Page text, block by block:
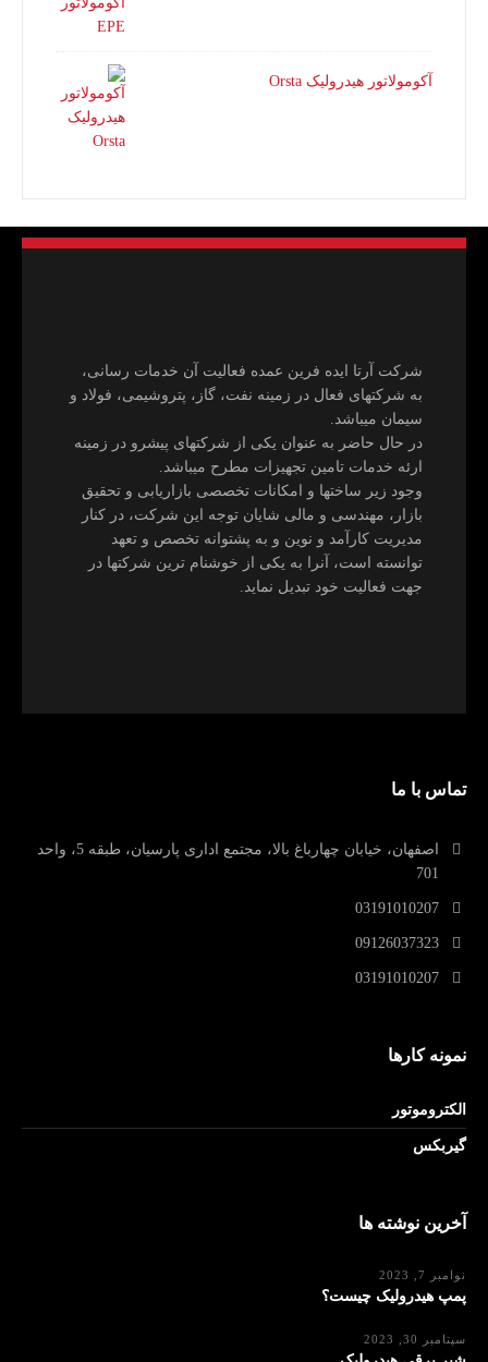
آکومولاتور هیدرولیک Orsta
شرکت آرتا ایده فرین عمده فعالیت آن خدمات رسانی،
به شرکتهای فعال در زمینه نفت، گاز، پتروشیمی، فولاد و
سیمان میباشد.
در حال حاضر به عنوان یکی از شرکتهای پیشرو در زمینه
ارئه خدمات تامین تجهیزات مطرح میباشد.
وجود زیر ساختها و امکانات تخصصی بازاریابی و تحقیق
بازار، مهندسی و مالی شایان توجه این شرکت، در کنار
مدیریت کارآمد و نوین و به پشتوانه تخصص و تعهد
توانسته است، آنرا به یکی از خوشنام ترین شرکتها در
جهت فعالیت خود تبدیل نماید.
تماس با ما
اصفهان، خیابان چهارباغ بالا، مجتمع اداری پارسیان، طبقه 5، واحد
701
03191010207
09126037323
03191010207
نمونه کارها
الکتروموتور
گیربکس
آخرین نوشته ها
نوامبر 7, 2023
پمپ هیدرولیک چیست؟
سپتامبر 30, 2023